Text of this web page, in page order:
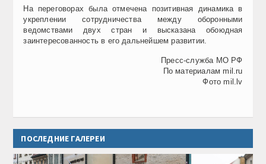
На переговорах была отмечена позитивная динамика в
укреплении сотрудничества между оборонными
ведомствами двух стран и высказана обоюдная
заинтересованность в его дальнейшем развитии.
Пресс-служба МО РФ
По материалам mil.ru
Фото mil.lv
ПОСЛЕДНИЕ ГАЛЕРЕИ